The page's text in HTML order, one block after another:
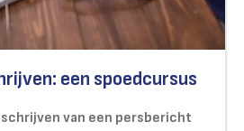
een spoedcursus
van een persbericht